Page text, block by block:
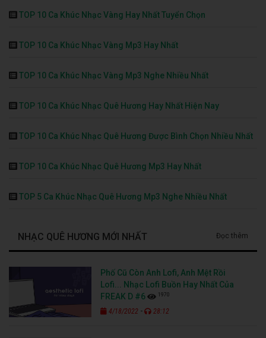
TOP 10 Ca Khúc Nhạc Vàng Hay Nhất Tuyển Chọn
TOP 10 Ca Khúc Nhạc Vàng Mp3 Hay Nhất
TOP 10 Ca Khúc Nhạc Vàng Mp3 Nghe Nhiều Nhất
TOP 10 Ca Khúc Nhạc Quê Hương Hay Nhất Hiện Nay
TOP 10 Ca Khúc Nhạc Quê Hương Được Bình Chọn Nhiều Nhất
TOP 10 Ca Khúc Nhạc Quê Hương Mp3 Hay Nhất
TOP 5 Ca Khúc Nhạc Quê Hương Mp3 Nghe Nhiều Nhất
NHẠC QUÊ HƯƠNG MỚI NHẤT Đọc thêm
Phố Cũ Còn Anh Lofi, Anh Mệt Rồi
Lofi... Nhạc Lofi Buồn Hay Nhất Của
FREAK D #6
1970
4/18/2022 - 28:12